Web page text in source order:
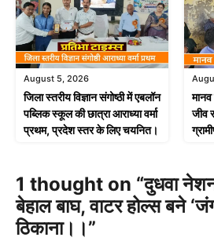
August 5, 2026
जिला स्तरीय विज्ञान संगोष्ठी में एबलॉन
पब्लिक स्कूल की छात्रा आराध्या वर्मा
प्रथम, प्रदेश स्तर के लिए चयनित।
जीव
1 thought on “दुधवा नेशनल
बेहाल बाघ, वाटर होल्स बने
ठिकाना।।”